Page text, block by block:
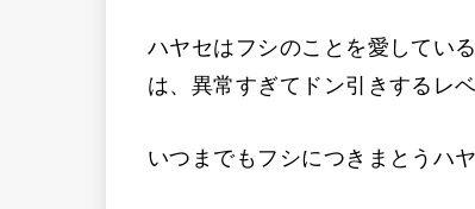
ハヤセはフシのことを愛してい
は、異常すぎてドン引きするレベ
いつまでもフシにつきまとうハ